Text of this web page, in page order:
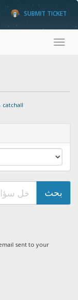
SUBMIT TICKET
عرض المواد المحددة catchall
sent to your